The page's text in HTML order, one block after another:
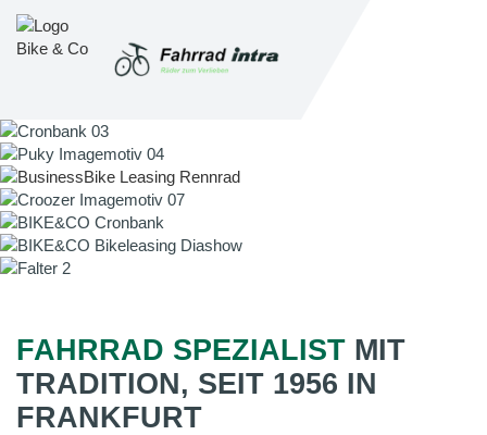
FAHRRAD SPEZIALIST MIT
TRADITION, SEIT 1956 IN
FRANKFURT